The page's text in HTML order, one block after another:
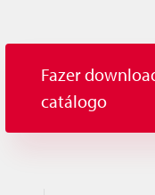
Fazer
catálogo